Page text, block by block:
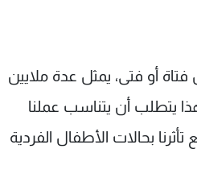
أو فتى، يمثل عدة ملايين
يتطلب أن يتناسب عملنا
بحالات الأطفال الفردية